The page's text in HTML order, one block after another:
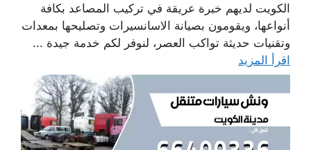
الكويت لديهم خبرة عريقة في تركيب المصاعد بكافة
أنواعها، ويقومون بصيانة الاسانسيرات وتصليحها بمعدات
وتقنيات حديثة تواكب العصر، لنوفر لكم خدمة جيدة ...
اقرأ المزيد